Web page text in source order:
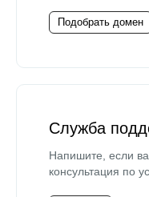
Подобрать домен
Служба
Напишите, если
консультация по